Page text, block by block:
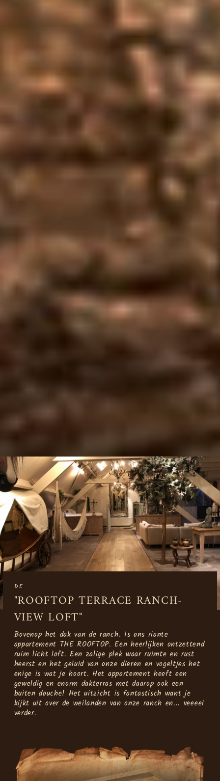
DE
"ROOFTOP TERRACE RANCH-
VIEW LOFT"
Bovenop het dak van de ranch. Is ons riante
appartement THE ROOFTOP. Een heerlijken ontzettend
ruim licht loft. Een zalige plek waar ruimte en rust
heerst en het geluid van onze dieren en vogeltjes het
enige is wat je hoort. Het appartement heeft een
geweldig en enorm dakterras met daarop ook een
buiten douche! Het uitzicht is fantastisch want je
kijkt uit over de weilanden van onze ranch en... veeeel
verder.